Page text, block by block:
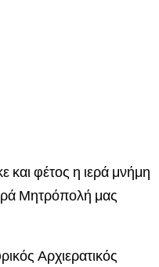
και φέτος η ιερά μνήμη
Μητρόπολή μας
Αρχιερατικός